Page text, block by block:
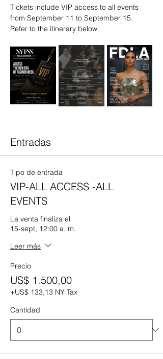
Tickets include VIP access to all events
from September 11 to September 15.
Refer to the itinerary below.
Entradas
Tipo de entrada
VIP-ALL ACCESS -ALL
EVENTS
La venta finaliza el
15-sept, 12:00 a. m.
Leer más
Precio
US$ 1.500,00
+US$ 133,13 NY Tax
Cantidad